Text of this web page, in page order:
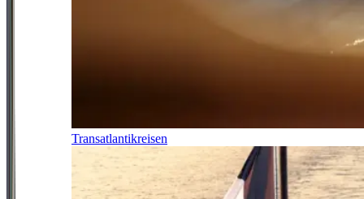
Transatlantikreisen